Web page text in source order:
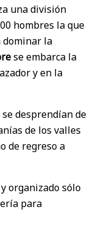
una división
hombres la que
dominar la
se embarca la
y en la
desprendían de
de los valles
de regreso a
organizado sólo
para